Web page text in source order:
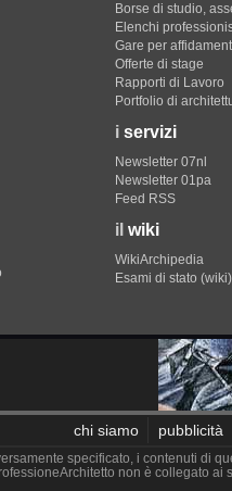
Borse di studio,
Elenchi
Gare per
Offerte di stage
Rapporti di Lavoro
Portfolio di
i servizi
Newsletter 07nl
Newsletter 01pa
Feed RSS
il wiki
WikiArchipedia
Esami di stato (wiki)
chi siamo pubblicità
specificato, i contenuti di
non è collegato ai